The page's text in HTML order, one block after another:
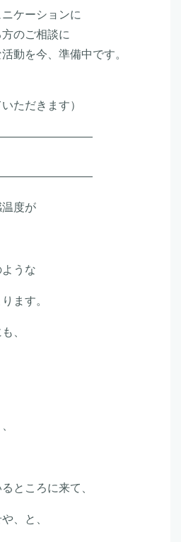
ケーションに
のご相談に
動を今、準備中です。
ただきます）
度が
うな
ます。
、
ところに来て、
、と、